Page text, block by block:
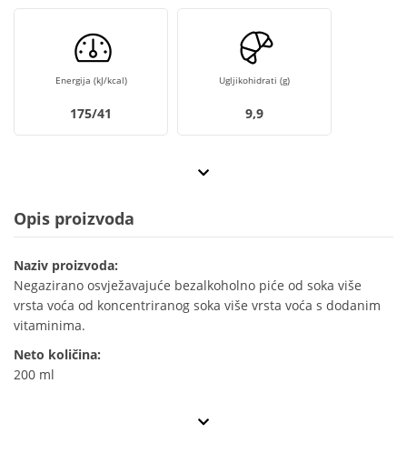
Energija (kJ/kcal)
175/41
Ugljikohidrati (g)
9,9
Opis proizvoda
Naziv proizvoda:
Negazirano osvježavajuće bezalkoholno piće od soka više
vrsta voća od koncentriranog soka više vrsta voća s dodanim
vitaminima.
Neto količina:
200 ml